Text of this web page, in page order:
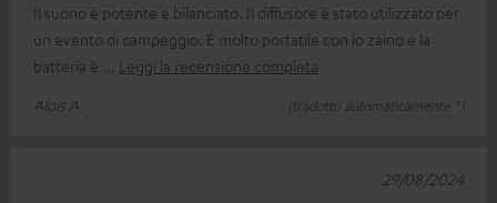
Il suono è potente e bilanciato. Il diffusore è stato utilizzato per
un evento di campeggio. È molto portatile con lo zaino e la
batteria è
Leggi la recensione completa
Alois A.
(tradotto automaticamente *)
29/08/2024